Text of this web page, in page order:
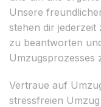
Unsere
stehen dir
zu beantworten
Umzugsprozesses
Vertraue auf
stressfreien